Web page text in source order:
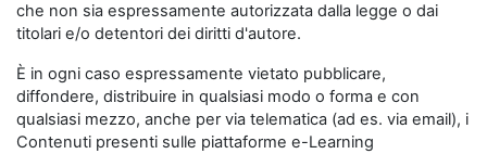
che non sia espressamente autorizzata dalla legge o dai
titolari e/o detentori dei diritti d'autore.
È in ogni caso espressamente vietato pubblicare,
diffondere, distribuire in qualsiasi modo o forma e con
qualsiasi mezzo, anche per via telematica (ad es. via email), i
Contenuti presenti sulle piattaforme e-Learning